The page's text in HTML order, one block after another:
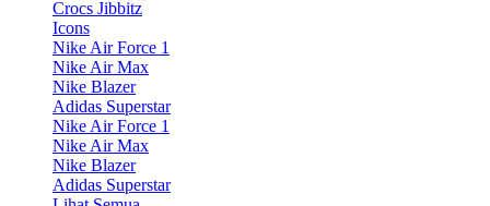
Crocs Jibbitz
Icons
Nike Air Force 1
Nike Air Max
Nike Blazer
Adidas Superstar
Nike Air Force 1
Nike Air Max
Nike Blazer
Adidas Superstar